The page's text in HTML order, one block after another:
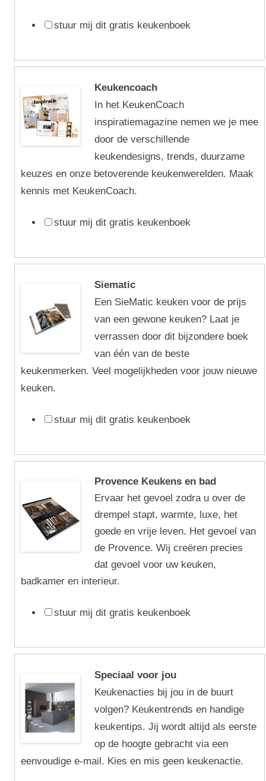
stuur mij dit gratis keukenboek
Keukencoach
In het KeukenCoach
inspiratiemagazine nemen we je mee
door de verschillende
keukendesigns, trends, duurzame
keuzes en onze betoverende keukenwerelden. Maak
kennis met KeukenCoach.
stuur mij dit gratis keukenboek
Siematic
Een SieMatic keuken voor de prijs
van een gewone keuken? Laat je
verrassen door dit bijzondere boek
van één van de beste
keukenmerken. Veel mogelijkheden voor jouw nieuwe
keuken.
stuur mij dit gratis keukenboek
Provence Keukens en bad
Ervaar het gevoel zodra u over de
drempel stapt, warmte, luxe, het
goede en vrije leven. Het gevoel van
de Provence. Wij creëren precies
dat gevoel voor uw keuken,
badkamer en interieur.
stuur mij dit gratis keukenboek
Speciaal voor jou
Keukenacties bij jou in de buurt
volgen? Keukentrends en handige
keukentips. Jij wordt altijd als eerste
op de hoogte gebracht via een
eenvoudige e-mail. Kies en mis geen keukenactie.